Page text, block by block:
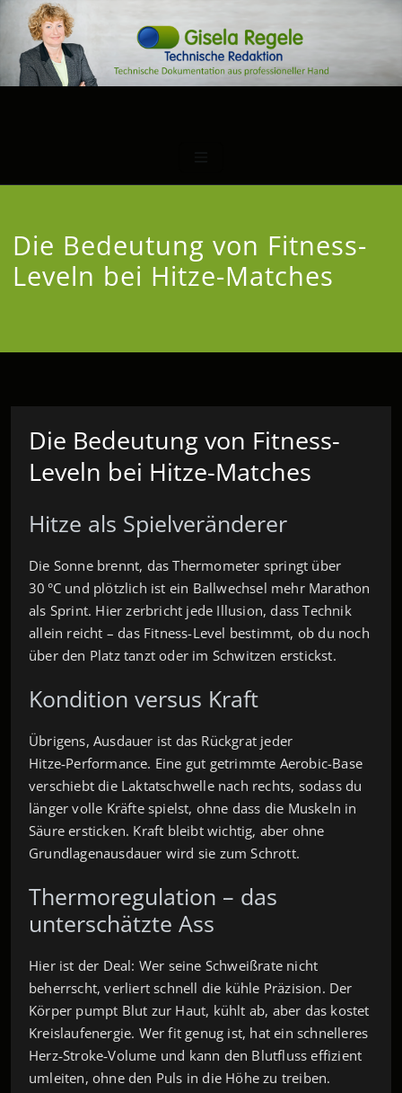
Die Bedeutung von Fitness-
Leveln bei Hitze-Matches
Die Bedeutung von Fitness-
Leveln bei Hitze-Matches
Hitze als Spielveränderer
Die Sonne brennt, das Thermometer springt über
30 °C und plötzlich ist ein Ballwechsel mehr Marathon
als Sprint. Hier zerbricht jede Illusion, dass Technik
allein reicht – das Fitness-Level bestimmt, ob du noch
über den Platz tanzt oder im Schwitzen erstickst.
Kondition versus Kraft
Übrigens, Ausdauer ist das Rückgrat jeder
Hitze‑Performance. Eine gut getrimmte Aerobic-Base
verschiebt die Laktatschwelle nach rechts, sodass du
länger volle Kräfte spielst, ohne dass die Muskeln in
Säure ersticken. Kraft bleibt wichtig, aber ohne
Grundlagenausdauer wird sie zum Schrott.
Thermoregulation – das
unterschätzte Ass
Hier ist der Deal: Wer seine Schweißrate nicht
beherrscht, verliert schnell die kühle Präzision. Der
Körper pumpt Blut zur Haut, kühlt ab, aber das kostet
Kreislaufenergie. Wer fit genug ist, hat ein schnelleres
Herz‑Stroke‑Volume und kann den Blutfluss effizient
umleiten, ohne den Puls in die Höhe zu treiben.